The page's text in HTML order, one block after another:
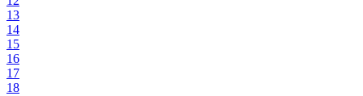
13
14
15
16
17
18